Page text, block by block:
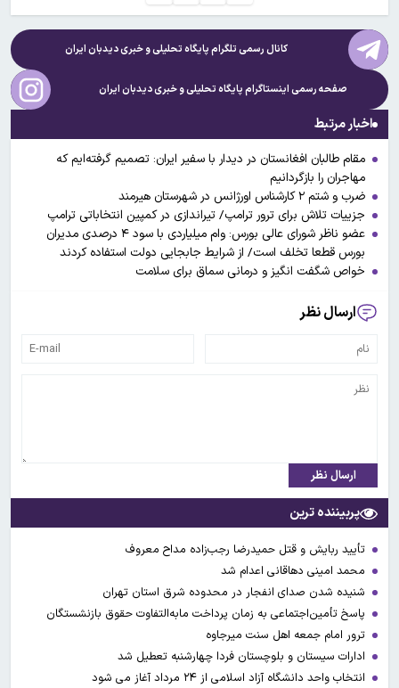
کانال رسمی تلگرام پایگاه تحلیلی و خبریدیدبان ایران
صفحه رسمی اینستاگرام پایگاه تحلیلی و خبریدیدبان ایران
اخبار مرتبط
مقام طالبان افغانستان در دیدار با سفیر ایران: تصمیم گرفته‌ایم که
مهاجران را بازگردانیم
ضرب و شتم ۲ کارشناس اورژانس در شهرستان هیرمند
جزییات تلاش برای ترور ترامپ/ تیراندازی در کمپین انتخاباتی ترامپ
عضو ناظر شورای عالی بورس: وام میلیاردی با سود ۴ درصدی مدیران
بورس قطعا تخلف است/ از شرایط جابجایی دولت استفاده کردند
خواص شگفت انگیز و درمانی سماق برای سلامت
ارسال نظر
ارسال نظر
پربیننده ترین
تأیید ربایش و قتل حمیدرضا رجب‌زاده مداح معروف
محمد امینی دهاقانی اعدام شد
شنیده شدن صدای انفجار در محدوده شرق استان تهران
پاسخ تأمین‌اجتماعی به زمان پرداخت مابه‌التفاوت حقوق بازنشستگان
ترور امام جمعه اهل سنت میرجاوه
ادارات سیستان و بلوچستان فردا چهارشنبه تعطیل شد
انتخاب واحد دانشگاه آزاد اسلامی از ۲۴ مرداد آغاز می شود